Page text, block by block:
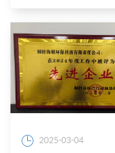
2025-03-04